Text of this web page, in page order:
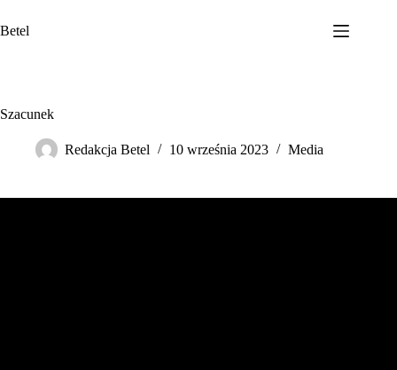
do
treści
Betel
Szacunek
Redakcja Betel 10 września 2023 Media